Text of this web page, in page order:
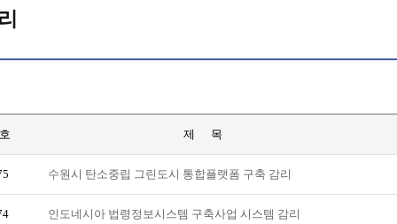
제 목
수원시 탄소중립 그린도시 통합플랫폼 구축 감리
인도네시아 법령정보시스템 구축사업 시스템 감리